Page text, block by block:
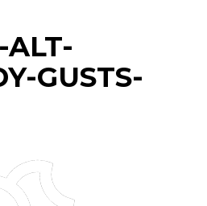
ALT-
GUSTS-